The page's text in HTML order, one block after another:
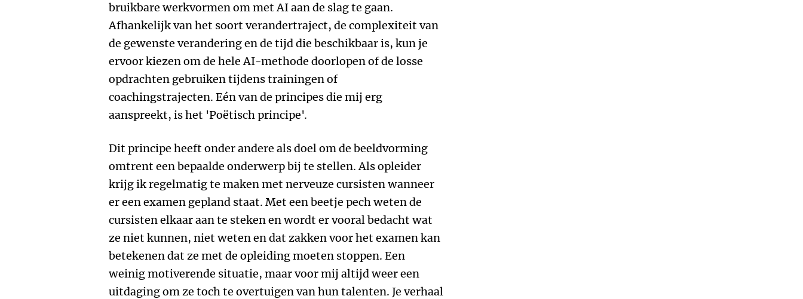
bruikbare werkvormen om met AI aan de slag te gaan.
Afhankelijk van het soort verandertraject, de complexiteit van
de gewenste verandering en de tijd die beschikbaar is, kun je
ervoor kiezen om de hele AI-methode doorlopen of de losse
opdrachten gebruiken tijdens trainingen of
coachingstrajecten. Eén van de principes die mij erg
aanspreekt, is het 'Poëtisch principe'.
Dit principe heeft onder andere als doel om de beeldvorming
omtrent een bepaalde onderwerp bij te stellen. Als opleider
krijg ik regelmatig te maken met nerveuze cursisten wanneer
er een examen gepland staat. Met een beetje pech weten de
cursisten elkaar aan te steken en wordt er vooral bedacht wat
ze niet kunnen, niet weten en dat zakken voor het examen kan
betekenen dat ze met de opleiding moeten stoppen. Een
weinig motiverende situatie, maar voor mij altijd weer een
uitdaging om ze toch te overtuigen van hun talenten. Je verhaal